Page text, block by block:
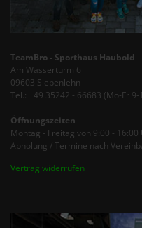
TeamBro - Sporthaus Haubold
Am Wasserturm 6
09603 Siebenlehn
Tel.: +49 35242 - 66683 (Mo-Fr 9-
Öffnungszeiten
Montag - Freitag von 9:00 - 16:00
Abholung / Termine nach
Vertrag widerrufen